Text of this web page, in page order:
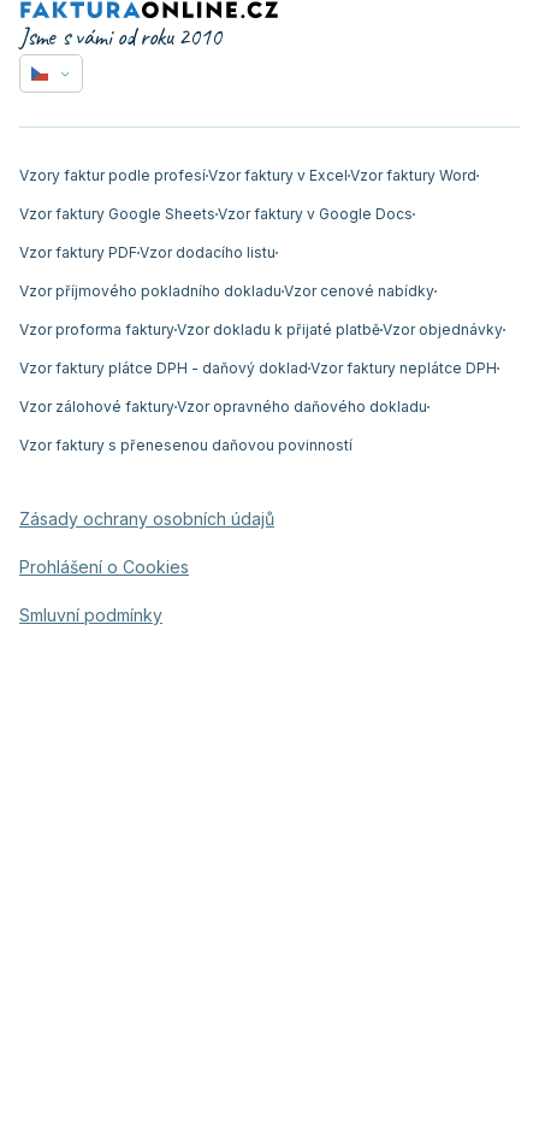
Jsme s vámi od roku 2010
Vzory faktur podle profesíVzor faktury v Excel Vzor faktury Word
Vzor faktury Google Sheets Vzor faktury v Google Docs
Vzor faktury PDF Vzor dodacího listu
Vzor příjmového pokladního dokladu Vzor cenové nabídky
Vzor proforma fakturyVzor dokladu k přijaté platběVzor objednávky
Vzor faktury plátce DPH - daňový doklad Vzor faktury neplátce DPH
Vzor zálohové fakturyVzor opravného daňového dokladu
Vzor faktury s přenesenou daňovou povinností
Zásady ochrany osobních údajů
Prohlášení o Cookies
Smluvní podmínky